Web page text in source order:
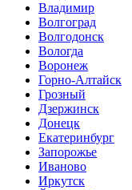
Владимир
Волгоград
Волгодонск
Вологда
Воронеж
Горно-Алтайск
Грозный
Дзержинск
Донецк
Екатеринбург
Запорожье
Иваново
Иркутск